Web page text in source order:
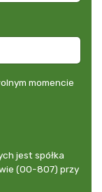
momencie
jest spółka
(00-807) przy